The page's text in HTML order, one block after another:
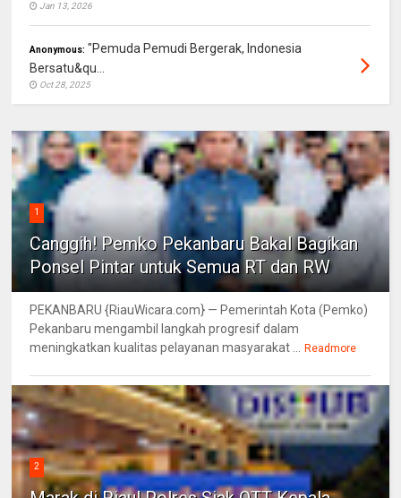
Jan 13, 2026
Anonymous: "Pemuda Pemudi Bergerak, Indonesia
Bersatu&qu...
Oct 28, 2025
1
Canggih! Pemko Pekanbaru Bakal Bagikan
Ponsel Pintar untuk Semua RT dan RW
PEKANBARU {RiauWicara.com} — Pemerintah Kota (Pemko)
Pekanbaru mengambil langkah progresif dalam
meningkatkan kualitas pelayanan masyarakat ...
Readmore
2